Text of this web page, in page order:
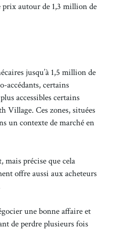
prix autour de 1,3 million de
jusqu’à 1,5 million de
accédants, certains
accessibles certains
Village. Ces zones, situées
un contexte de marché en
mais précise que cela
offre aussi aux acheteurs
une bonne affaire et
de perdre plusieurs fois